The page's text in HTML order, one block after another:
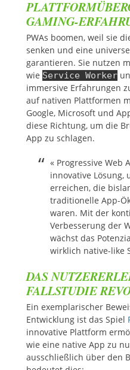
GAMING-
PWAs boomen, weil sie
senken und eine
garantieren. Sie nutzen
wie Service Worker
immersive Erfahrungen
auf nativen Plattformen
Google, Microsoft und
diese Richtung, um die
App zu schlagen.
« Progressive Web
innovative Lösung,
erreichen, die
traditionelle App-
waren. Mit der
Verbesserung der
wächst das
wirklich native-like
DAS
FALLSTUDIE
Ein exemplarischer
Entwicklung ist das Spiel
innovative Plattform
wie eine native App zu
ausschließlich über den